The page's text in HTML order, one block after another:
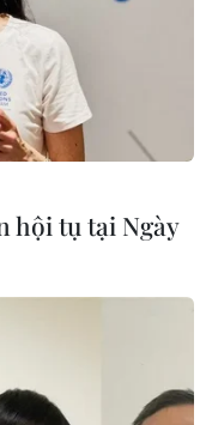
hội tụ tại Ngày